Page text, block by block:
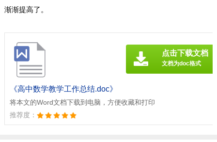
渐渐提高了。
《高中数学教学工作总结.doc》
将本文的Word文档下载到电脑，方便收藏和打印
推荐度：
点击下载文档
文档为doc格式